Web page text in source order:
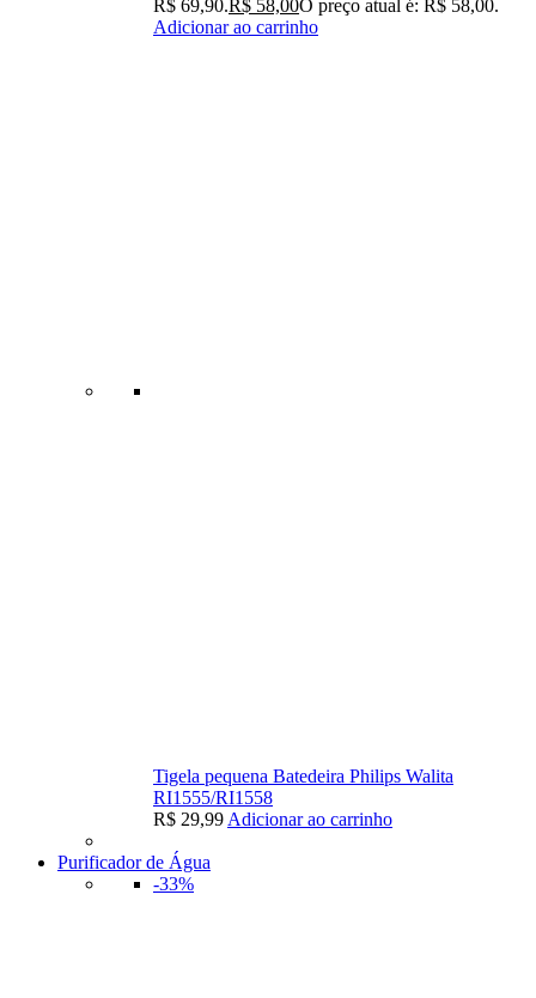
R$ 69,90.R$ 58,00O preço atual é: R$ 58,00.
Adicionar ao carrinho
Tigela pequena Batedeira Philips Walita
RI1555/RI1558
R$ 29,99 Adicionar ao carrinho
Purificador de Água
-33%